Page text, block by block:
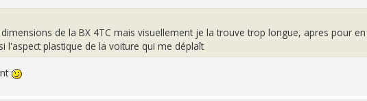
dimensions de la BX 4TC mais visuellement je la trouve trop longue, apres pour
l'aspect plastique de la voiture qui me déplaît